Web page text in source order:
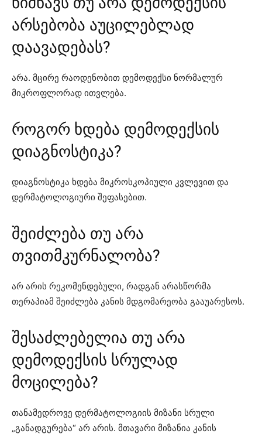
არსებობა აუცილებლად
დაავადებას?
არა. მცირე რაოდენობით დემოდექსი ნორმალურ
მიკროფლორად ითვლება.
როგორ ხდება დემოდექსის
დიაგნოსტიკა?
დიაგნოსტიკა ხდება მიკროსკოპიული კვლევით და
დერმატოლოგიური შეფასებით.
შეიძლება თუ არა
თვითმკურნალობა?
არ არის რეკომენდებული, რადგან არასწორმა
თერაპიამ შეიძლება კანის მდგომარეობა გააუარესოს.
შესაძლებელია თუ არა
დემოდექსის სრულად
მოცილება?
თანამედროვე დერმატოლოგიის მიზანი სრული
„განადგურება“ არ არის. მთავარი მიზანია კანის